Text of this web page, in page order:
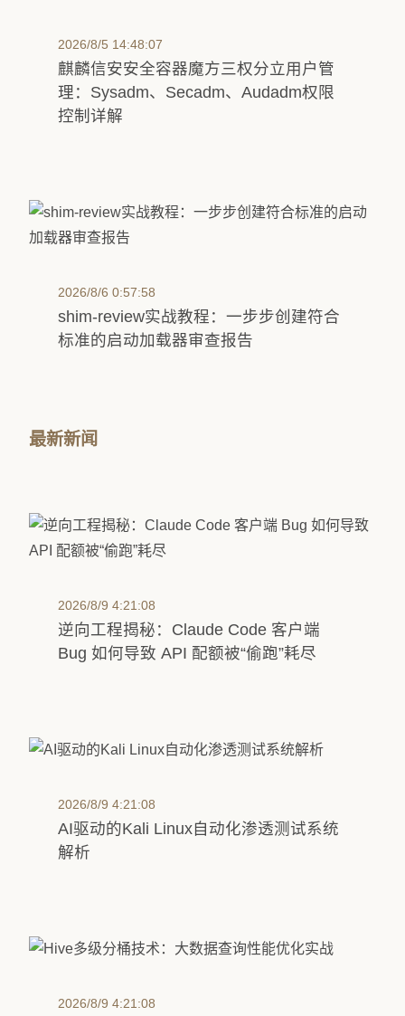
2026/8/5 14:48:07
麒麟信安安全容器魔方三权分立用户管
理：Sysadm、Secadm、Audadm权限
控制详解
2026/8/6 0:57:58
shim-review实战教程：一步步创建符合
标准的启动加载器审查报告
最新新闻
2026/8/9 4:21:08
逆向工程揭秘：Claude Code 客户端
Bug 如何导致 API 配额被“偷跑”耗尽
2026/8/9 4:21:08
AI驱动的Kali Linux自动化渗透测试系统
解析
2026/8/9 4:21:08